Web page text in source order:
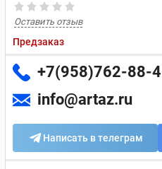
Оставить отзыв
Предзаказ
+7(958)762-88-
info@artaz.ru
Написать в телеграм